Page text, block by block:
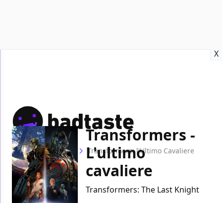
X
Home Film Transformers: l'Ultimo Cavaliere
Transformers -
L'ultimo
cavaliere
Transformers: The Last Knight